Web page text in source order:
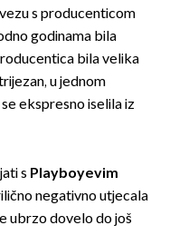
s producenticom
godinama bila
bila velika
u jednom
ekspresno iselila iz
s Playboyevim
negativno utjecala
ubrzo dovelo do još